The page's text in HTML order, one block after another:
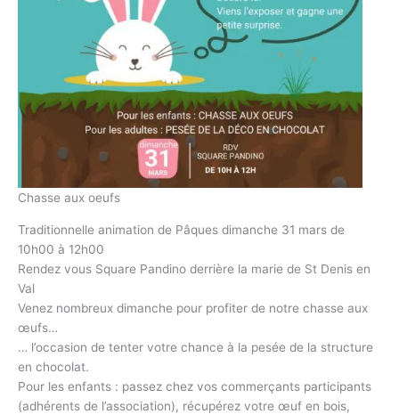
Chasse aux oeufs
Traditionnelle animation de Pâques dimanche 31 mars de
10h00 à 12h00
Rendez vous Square Pandino derrière la marie de St Denis en
Val
Venez nombreux dimanche pour profiter de notre chasse aux
œufs…
… l’occasion de tenter votre chance à la pesée de la structure
en chocolat.
Pour les enfants : passez chez vos commerçants participants
(adhérents de l’association), récupérez votre œuf en bois,